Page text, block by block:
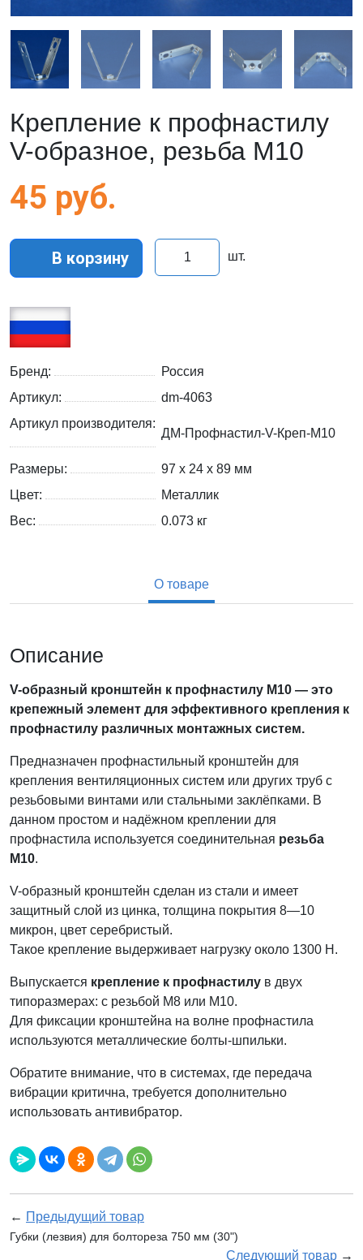
Крепление к профнастилу
V-образное, резьба М10
45 руб.
В корзину шт.
Бренд:
Россия
Артикул:
dm-4063
Артикул производителя:
ДМ-Профнастил-V-Креп-M10
Размеры:
97 х 24 х 89 мм
Цвет:
Металлик
Вес:
0.073 кг
О товаре
Описание
V-образный кронштейн к профнастилу М10 — это
крепежный элемент для эффективного крепления к
профнастилу различных монтажных систем.
Предназначен профнастильный кронштейн для
крепления вентиляционных систем или других труб с
резьбовыми винтами или стальными заклёпками. В
данном простом и надёжном креплении для
профнастила используется соединительная резьба
М10.
V-образный кронштейн сделан из стали и имеет
защитный слой из цинка, толщина покрытия 8—10
микрон, цвет серебристый.
Такое крепление выдерживает нагрузку около 1300 H.
Выпускается крепление к профнастилу в двух
типоразмерах: с резьбой M8 или M10.
Для фиксации кронштейна на волне профнастила
используются металлические болты-шпильки.
Обратите внимание, что в системах, где передача
вибрации критична, требуется дополнительно
использовать антивибратор.
← Предыдущий товар
Губки (лезвия) для болтореза 750 мм (30")
Следующий товар →